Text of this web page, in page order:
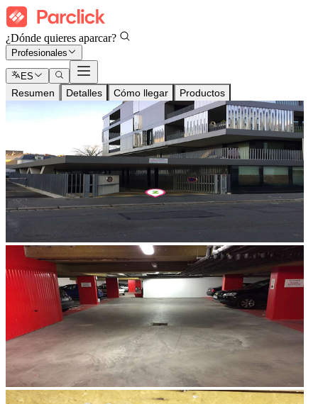
¿Dónde quieres aparcar?
Profesionales
ES
Resumen Detalles Cómo llegar Productos